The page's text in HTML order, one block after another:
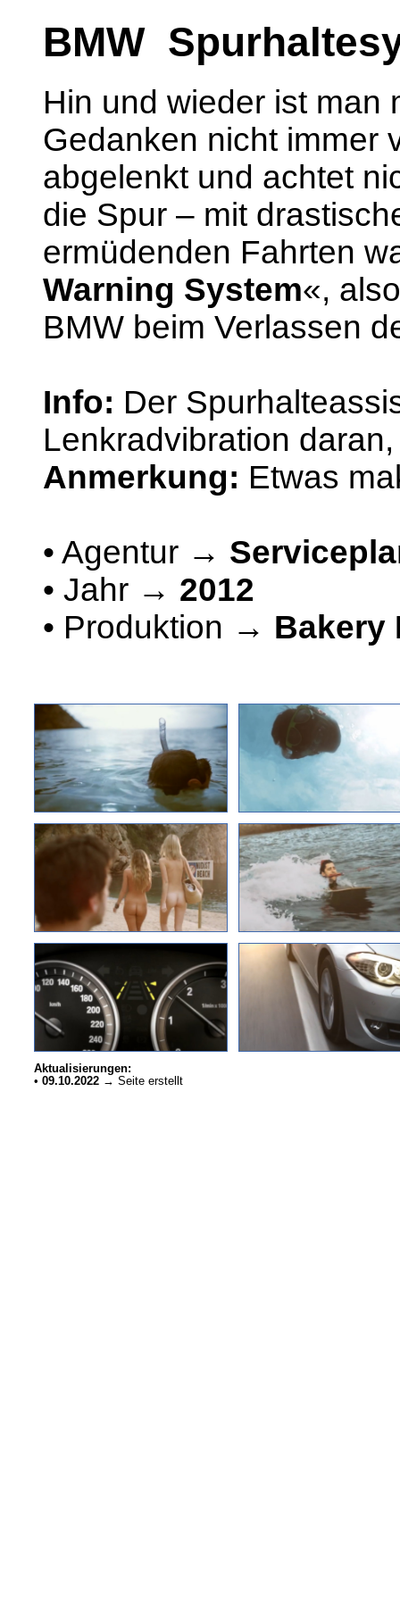
BMW
Hin und wieder ist man
Gedanken nicht immer
abgelenkt und achtet
die Spur – mit
ermüdenden Fahrten
Warning System«,
BMW beim Verlassen
Info: Der
Lenkradvibration
Anmerkung: Etwas
• Agentur →
• Jahr → 2012
• Produktion → Bakery
Aktualisierungen:
• 09.10.2022 → Seite erstellt